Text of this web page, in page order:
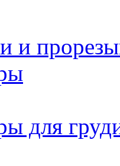
и
для